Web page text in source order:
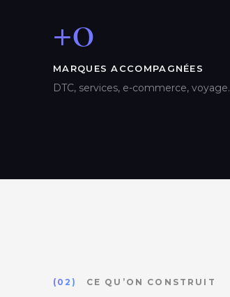
+0
MARQUES ACCOMPAGNÉES
DTC, services, e-commerce, voyage.
(02) CE QU’ON CONSTRUIT